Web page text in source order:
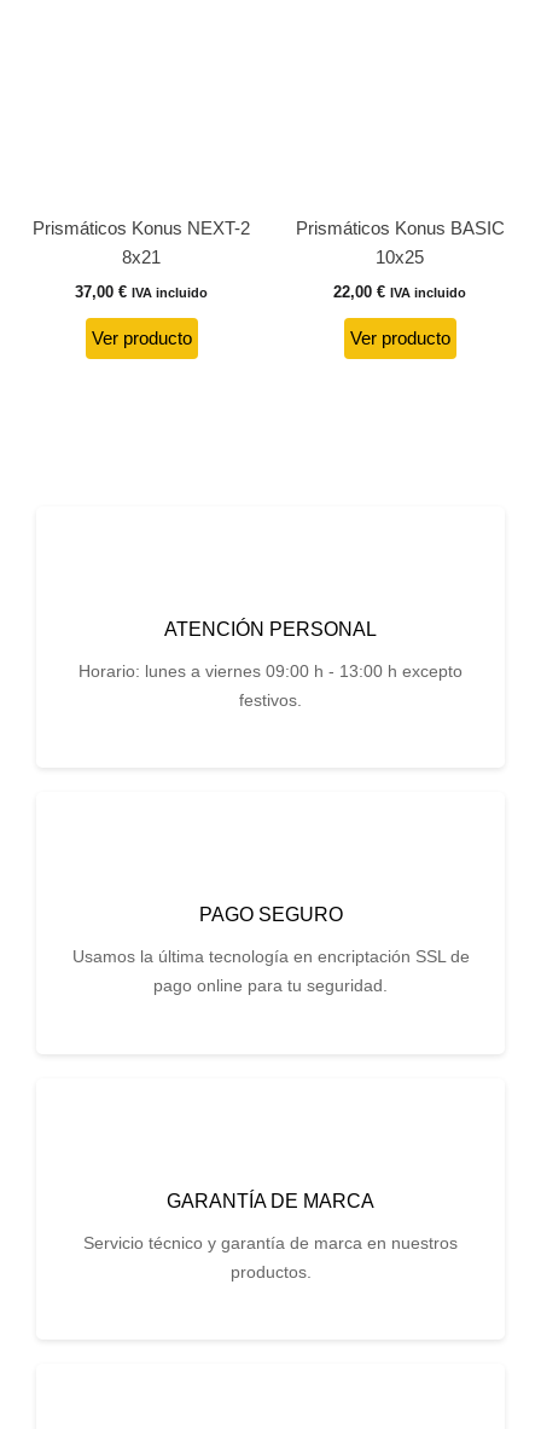
Prismáticos Konus NEXT-2
8x21
37,00 € IVA incluido
Ver producto
Prismáticos Konus BASIC
10x25
22,00 € IVA incluido
Ver producto
ATENCIÓN PERSONAL
Horario: lunes a viernes 09:00 h - 13:00 h excepto
festivos.
PAGO SEGURO
Usamos la última tecnología en encriptación SSL de
pago online para tu seguridad.
GARANTÍA DE MARCA
Servicio técnico y garantía de marca en nuestros
productos.